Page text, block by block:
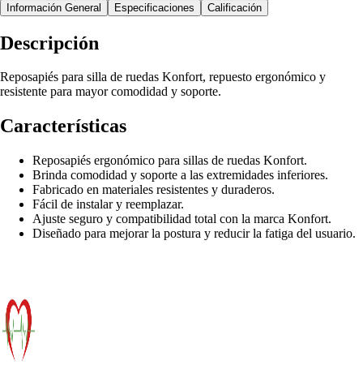
Información General Especificaciones Calificación
Descripción
Reposapiés para silla de ruedas Konfort, repuesto ergonómico y
resistente para mayor comodidad y soporte.
Características
Reposapiés ergonómico para sillas de ruedas Konfort.
Brinda comodidad y soporte a las extremidades inferiores.
Fabricado en materiales resistentes y duraderos.
Fácil de instalar y reemplazar.
Ajuste seguro y compatibilidad total con la marca Konfort.
Diseñado para mejorar la postura y reducir la fatiga del usuario.